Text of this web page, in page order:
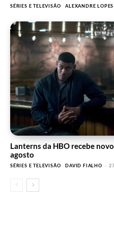
SÉRIES E TELEVISÃO ALEXANDRE LOPES
Lanterns da HBO recebe
agosto
SÉRIES E TELEVISÃO DAVID FIALHO -